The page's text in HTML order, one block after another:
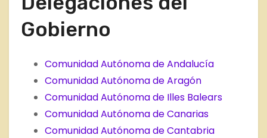
Gobierno
Comunidad Autónoma de Andalucía
Comunidad Autónoma de Aragón
Comunidad Autónoma de Illes Balears
Comunidad Autónoma de Canarias
Comunidad Autónoma de Cantabria